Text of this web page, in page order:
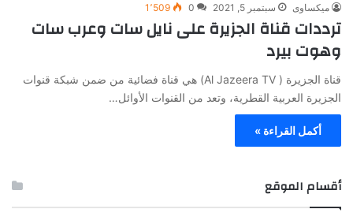
ميكساوى سبتمبر 5, 2021 0 1٬509
ترددات قناة الجزيرة على نايل سات وعرب سات
وهوت بيرد
قناة الجزيرة ( Al Jazeera TV) هي قناة فضائية من ضمن شبكة قنوات
الجزيرة العربية القطرية، وتعد من القنوات الأوائل…
أكمل القراءة »
أقسام الموقع